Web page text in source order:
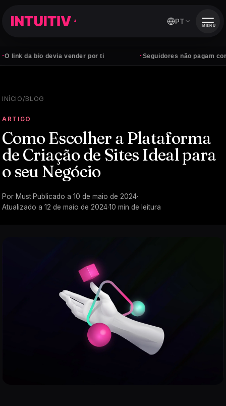
devia vender por ti Seguidores não pagam contas —
PT MENU
INÍCIO/BLOG
ARTIGO
Como Escolher a Plataforma
de Criação de Sites Ideal para
o seu Negócio
Por Must·Publicado a 10 de maio de 2024·
Atualizado a 12 de maio de 2024·10 min de leitura